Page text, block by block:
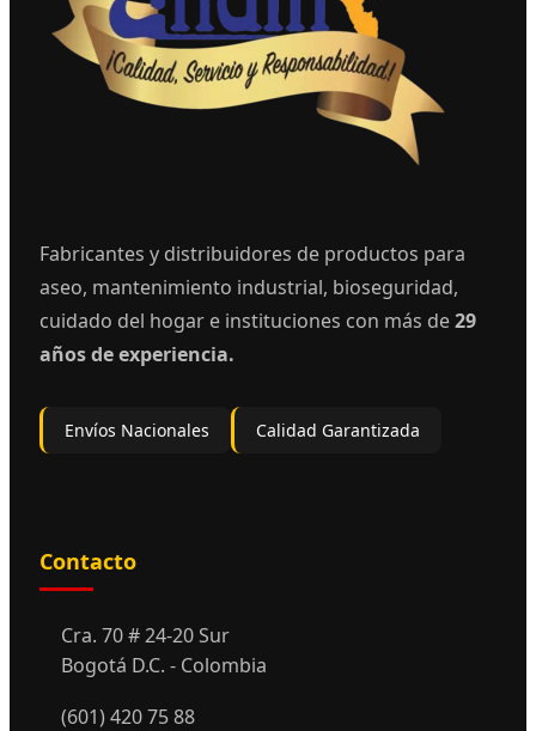
Fabricantes y distribuidores de productos para
aseo, mantenimiento industrial, bioseguridad,
cuidado del hogar e instituciones con más de29
años de experiencia.
Envíos Nacionales Calidad Garantizada
Contacto
Cra. 70 # 24-20 Sur
Bogotá D.C. - Colombia
(601) 420 75 88